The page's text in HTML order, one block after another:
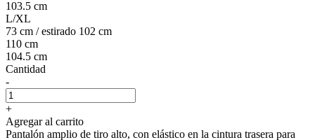
103.5 cm
L/XL
73 cm / estirado 102 cm
110 cm
104.5 cm
Cantidad
-
+
Agregar al carrito
Pantalón amplio de tiro alto, con elástico en la cintura trasera para